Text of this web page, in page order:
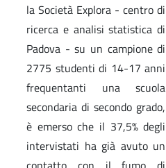
la Società Explora - centro di
ricerca e analisi statistica di
Padova - su un campione di
2775 studenti di 14-17 anni
frequentanti una scuola
secondaria di secondo grado,
è emerso che il 37,5% degli
intervistati ha già avuto un